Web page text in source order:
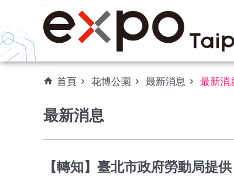
跳到主要內容區塊
:::
:::
首頁 花博公園 最新消息 最新消
最新消息
【轉知】臺北市政府勞動局提